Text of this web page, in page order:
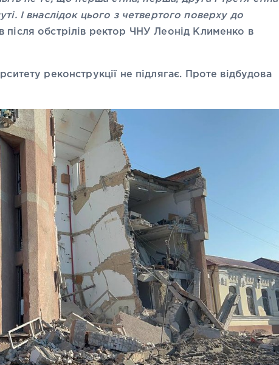
І внаслідок цього з четвертого поверху до
після обстрілів ректор ЧНУ Леонід Клименко в
реконструкції не підлягає. Проте відбудова